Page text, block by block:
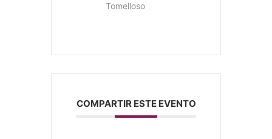
Tomelloso
COMPARTIR ESTE EVENTO